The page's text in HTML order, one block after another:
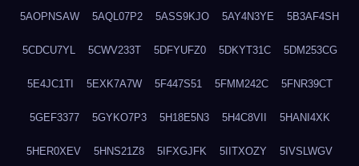
5AOPNSAW 5AQL07P2 5ASS9KJO 5AY4N3YE 5B3AF4SH
5CDCU7YL 5CWV233T 5DFYUFZ0 5DKYT31C 5DM253CG
5E4JC1TI 5EXK7A7W 5F447S51 5FMM242C 5FNR39CT
5GEF3377 5GYKO7P3 5H18E5N3 5H4C8VII 5HANI4XK
5HER0XEV 5HNS21Z8 5IFXGJFK 5IITXOZY 5IVSLWGV